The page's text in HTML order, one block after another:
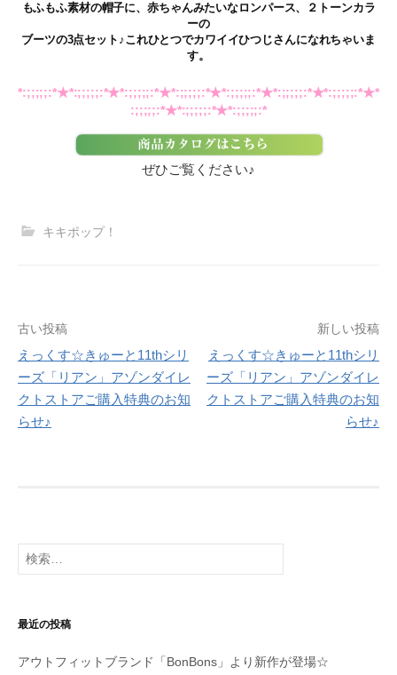
もふもふ素材の帽子に、赤ちゃんみたいなロンパース、２トーンカラ
ーの
ブーツの3点セット♪これひとつでカワイイひつじさんになれちゃいま
す。
*:;;;;;:*★*:;;;;;:*★*:;;;;;:*★*:;;;;;:*★*:;;;;;:*★*:;;;;;:*★*:;;;;;:*★*
:;;;;;:*★*:;;;;;:*★*:;;;;;:*
ぜひご覧ください♪
キキポップ！
投
稿
ナ
ビ
ョ
古い投稿
えっくす☆きゅーと11thシリ
ーズ「リアン」アゾンダイレ
クトストアご購入特典のお知
らせ♪
新しい投稿
えっくす☆きゅーと11thシリ
ーズ「リアン」アゾンダイレ
クトストアご購入特典のお知
らせ♪
検
索:
最近の投稿
アウトフィットブランド「BonBons」より新作が登場☆